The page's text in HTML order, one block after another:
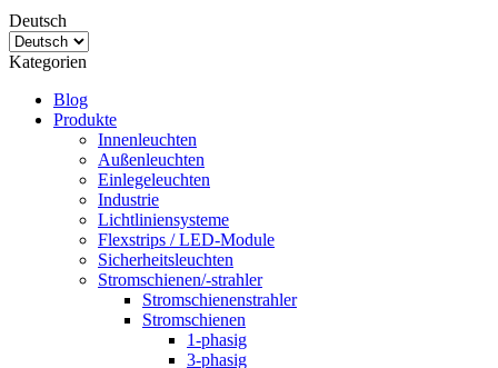
Deutsch
Kategorien
Blog
Produkte
Innenleuchten
Außenleuchten
Einlegeleuchten
Industrie
Lichtliniensysteme
Flexstrips / LED-Module
Sicherheitsleuchten
Stromschienen/-strahler
Stromschienenstrahler
Stromschienen
1-phasig
3-phasig